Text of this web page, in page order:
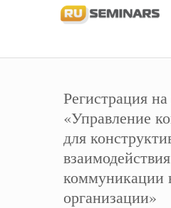
Курсы
Тренинги
Организаторы
Лектора
Войти
Регистрация
«Управление
для
коммуникации
организации»